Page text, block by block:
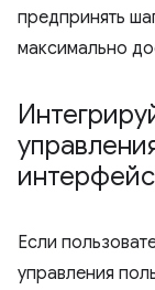
предпринять
максимально
Если
управления